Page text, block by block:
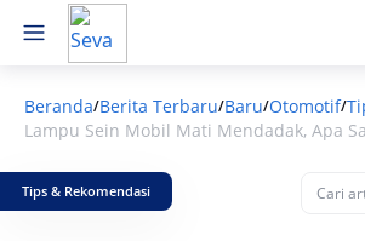
Beranda/Berita Terbaru/Baru/Otomotif/
Lampu Sein Mobil Mati Mendadak, Apa
Tips & Rekomendasi